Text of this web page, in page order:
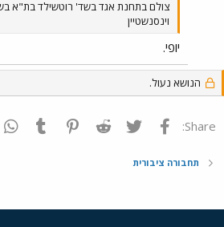
וינסנשטיין
יופי.
הנושא נעול.
Share: פייסבוק Twitter
Reddit
Pinterest
Tumblr
תחבורה ציבורית